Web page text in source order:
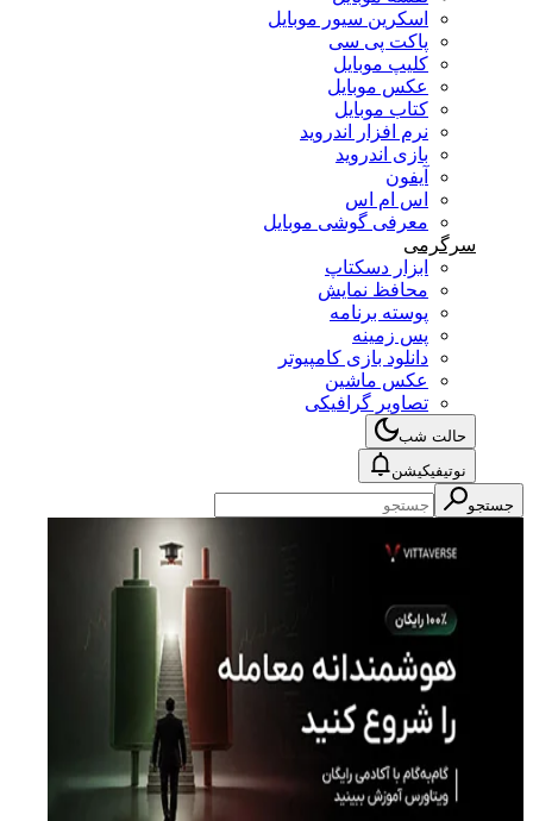
اسکرین سیور موبایل
پاکت پی سی
کلیپ موبایل
عکس موبایل
کتاب موبایل
نرم افزار اندروید
بازی اندروید
آیفون
اس ام اس
معرفی گوشی موبایل
سرگرمی
ابزار دسکتاپ
محافظ نمایش
پوسته برنامه
پس زمینه
دانلود بازی کامپیوتر
عکس ماشین
تصاویر گرافیکی
حالت شب
نوتیفیکیشن
جستجو